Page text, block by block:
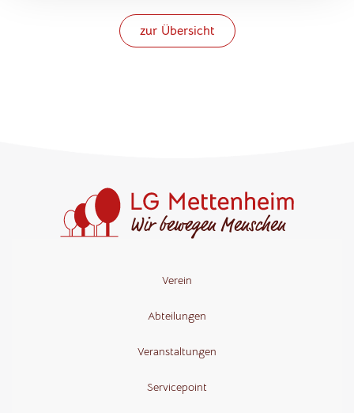
zur Übersicht
Verein
Abteilungen
Veranstaltungen
Servicepoint